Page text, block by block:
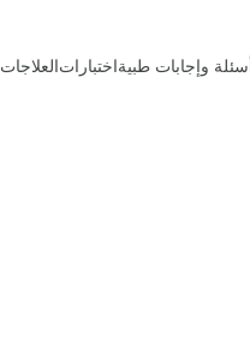
وإجابات طبيةاختباراتالعلاجات